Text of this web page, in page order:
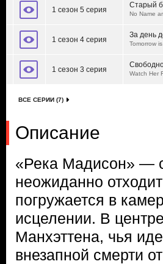
1 сезон 5 серия
Старый
No Name
1 сезон 4 серия
За день
Tomorrow
1 сезон 3 серия Watch Her
ВСЕ СЕРИИ (7)
Описание
«Река Мадисон» —
неожиданно
погружается в
исцелении. В
Манхэттена, чья
внезапной смерти